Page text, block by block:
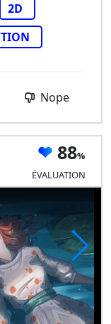
2D
Nope
88
ÉVALUATION
Leila